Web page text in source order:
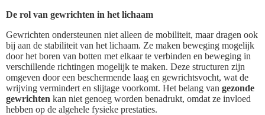
De rol van gewrichten in het lichaam
Gewrichten ondersteunen niet alleen de mobiliteit, maar dragen ook
bij aan de stabiliteit van het lichaam. Ze maken beweging mogelijk
door het boren van botten met elkaar te verbinden en beweging in
verschillende richtingen mogelijk te maken. Deze structuren zijn
omgeven door een beschermende laag en gewrichtsvocht, wat de
wrijving vermindert en slijtage voorkomt. Het belang van gezonde
gewrichten kan niet genoeg worden benadrukt, omdat ze invloed
hebben op de algehele fysieke prestaties.